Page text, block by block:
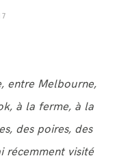
entre Melbourne,
à la ferme, à la
des poires, des
récemment visité